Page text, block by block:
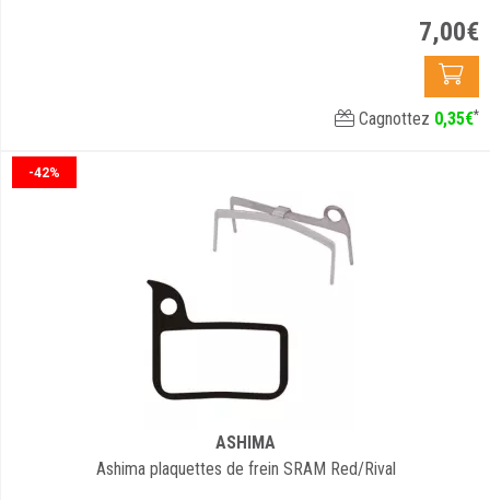
7,00€
Cagnottez 0,35€*
-42%
ASHIMA
Ashima plaquettes de frein SRAM Red/Rival